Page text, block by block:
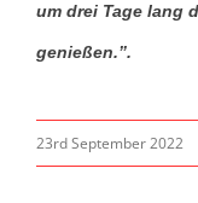
um drei Tage lang
genießen.”.
23rd September 2022